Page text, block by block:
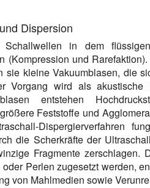
Dispersion
in dem
(Kompression und
sie kleine Vakuumblasen, die
Vorgang wird als akustische
entstehen
Feststoffe und
Dispergierverfahren
die Scherkräfte der
Fragmente zerschlagen.
Perlen zugesetzt werden,
von Mahlmedien sowie